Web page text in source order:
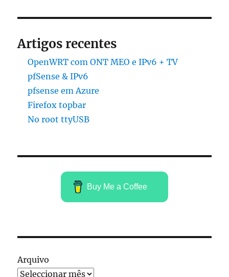
Artigos recentes
OpenWRT com ONT MEO e IPv6 + TV
pfSense & IPv6
pfsense em Azure
Firefox topbar
No root ttyUSB
Buy Me a Coffee
Arquivo